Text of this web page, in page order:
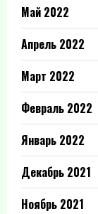
Май 2022
Апрель 2022
Март 2022
Февраль 2022
Январь 2022
Декабрь 2021
Ноябрь 2021